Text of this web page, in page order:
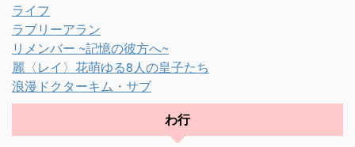
ライフ
ラブリーアラン
リメンバー ~記憶の彼方へ~
麗〈レイ〉花萌ゆる8人の皇子たち
浪漫ドクターキム・サブ
わ行